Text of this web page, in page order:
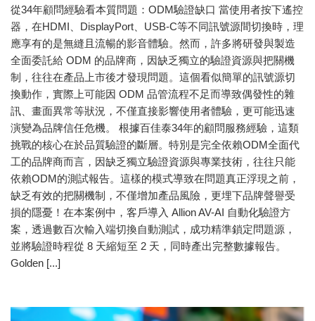
從34年顧問經驗看本質問題：ODM驗證缺口 當使用者按下遙控
器，在HDMI、DisplayPort、USB-C等不同訊號源間切換時，理
應享有的是無縫且流暢的影音體驗。然而，許多將研發與製造
全面委託給 ODM 的品牌商，因缺乏獨立的驗證資源與把關機
制，往往在產品上市後才發現問題。這個看似簡單的訊號源切
換動作，實際上可能因 ODM 品管流程不足而導致偶發性的雜
訊、畫面異常等狀況，不僅直接影響使用者體驗，更可能迅速
演變為品牌信任危機。 根據百佳泰34年的顧問服務經驗，這類
挑戰的核心在於品質驗證的斷層。特別是完全依賴ODM全面代
工的品牌商而言，因缺乏獨立驗證資源與專業技術，往往只能
依賴ODM的測試報告。這樣的模式導致在問題真正浮現之前，
缺乏有效的把關機制，不僅增加產品風險，更埋下品牌聲譽受
損的隱憂！在本案例中，客戶導入 Allion AV-AI 自動化驗證方
案，透過數百次輸入端切換自動測試，成功精準鎖定問題源，
並將驗證時程從 8 天縮短至 2 天，同時產出完整數據報告。
Golden [...]